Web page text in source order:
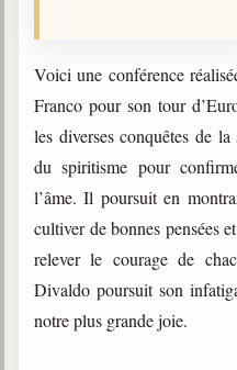
trimestrielles
Sujets du mois
Citations
Maximes
Enregistrements
séance d'aide spirituelle
Voici une conférence
Franco pour son tour
les diverses conquêtes de
du spiritisme pour
l’âme. Il poursuit en
cultiver de bonnes pensées
relever le courage de
Divaldo poursuit son
notre plus grande joie.